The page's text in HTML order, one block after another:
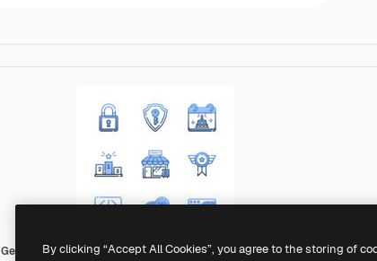
Generic BlueBy clicking “Accept All Cookies”, you agree to the storing of